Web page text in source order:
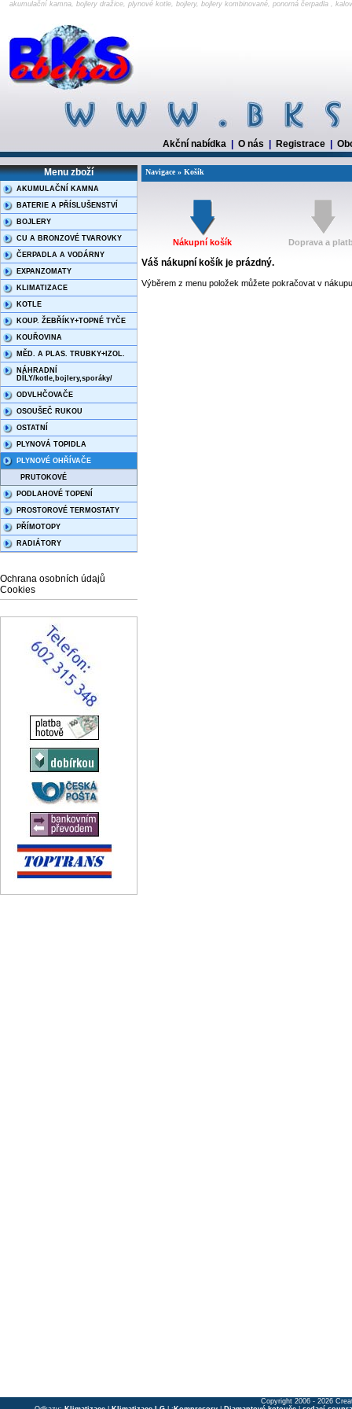
akumulační kamna, bojlery dražice, plynové kotle, bojlery, bojlery kombinované, ponorná čerpadla ,
Akční nabídka O nás Registrace
Menu zboží
AKUMULAČNÍ KAMNA
BATERIE A PŘÍSLUŠENSTVÍ
BOJLERY
CU A BRONZOVÉ TVAROVKY
ČERPADLA A VODÁRNY
EXPANZOMATY
KLIMATIZACE
KOTLE
KOUP. ŽEBŘÍKY+TOPNÉ TYČE
KOUŘOVINA
MĚD. A PLAS. TRUBKY+IZOL.
NÁHRADNÍ
DÍLY/kotle,bojlery,sporáky/
ODVLHČOVAČE
OSOUŠEČ RUKOU
OSTATNÍ
PLYNOVÁ TOPIDLA
PLYNOVÉ OHŘÍVAČE
PRUTOKOVÉ
PODLAHOVÉ TOPENÍ
PROSTOROVÉ TERMOSTATY
PŘÍMOTOPY
RADIÁTORY
Ochrana osobních údajů
Cookies
Navigace » Košík
Nákupní košík Doprava a
Váš nákupní košík je prázdný.
Výběrem z menu položek můžete pokračovat v
Copyright 2006 - 2026